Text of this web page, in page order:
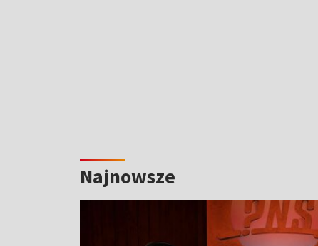
Najnowsze